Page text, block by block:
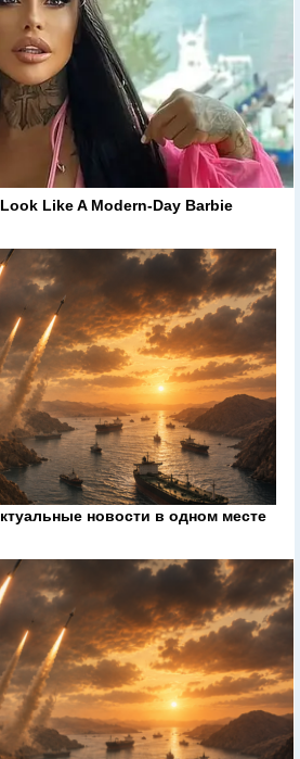
Like A Modern-Day Barbie
новости в одном месте